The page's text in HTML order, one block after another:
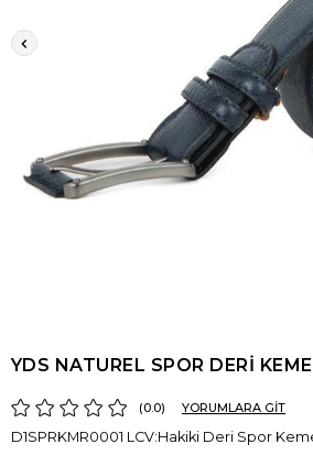
YDS NATUREL SPOR DERİ
0.0 YORUMLARA GİT
D1SPRKMR0001 LCV:Hakiki Deri Spor